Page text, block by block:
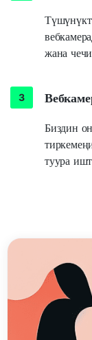
жана
Биздин
туура